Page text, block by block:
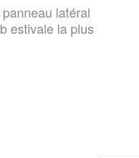
latéral
estivale la plus